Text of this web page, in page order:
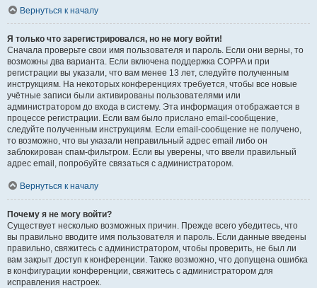
Вернуться к началу
Я только что зарегистрировался, но не могу войти!
Сначала проверьте свои имя пользователя и пароль. Если они верны, то
возможны два варианта. Если включена поддержка COPPA и при
регистрации вы указали, что вам менее 13 лет, следуйте полученным
инструкциям. На некоторых конференциях требуется, чтобы все новые
учётные записи были активированы пользователями или
администратором до входа в систему. Эта информация отображается в
процессе регистрации. Если вам было прислано email-сообщение,
следуйте полученным инструкциям. Если email-сообщение не получено,
то возможно, что вы указали неправильный адрес email либо он
заблокирован спам-фильтром. Если вы уверены, что ввели правильный
адрес email, попробуйте связаться с администратором.
Вернуться к началу
Почему я не могу войти?
Существует несколько возможных причин. Прежде всего убедитесь, что
вы правильно вводите имя пользователя и пароль. Если данные введены
правильно, свяжитесь с администратором, чтобы проверить, не был ли
вам закрыт доступ к конференции. Также возможно, что допущена ошибка
в конфигурации конференции, свяжитесь с администратором для
исправления настроек.